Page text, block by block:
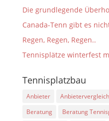
Die grundlegende
Canada-Tenn gibt es
Regen, Regen, Regen..
Tennisplätze winterfest
Tennisplatzbau
Anbieter Anbietervergleich
Beratung
Beratung